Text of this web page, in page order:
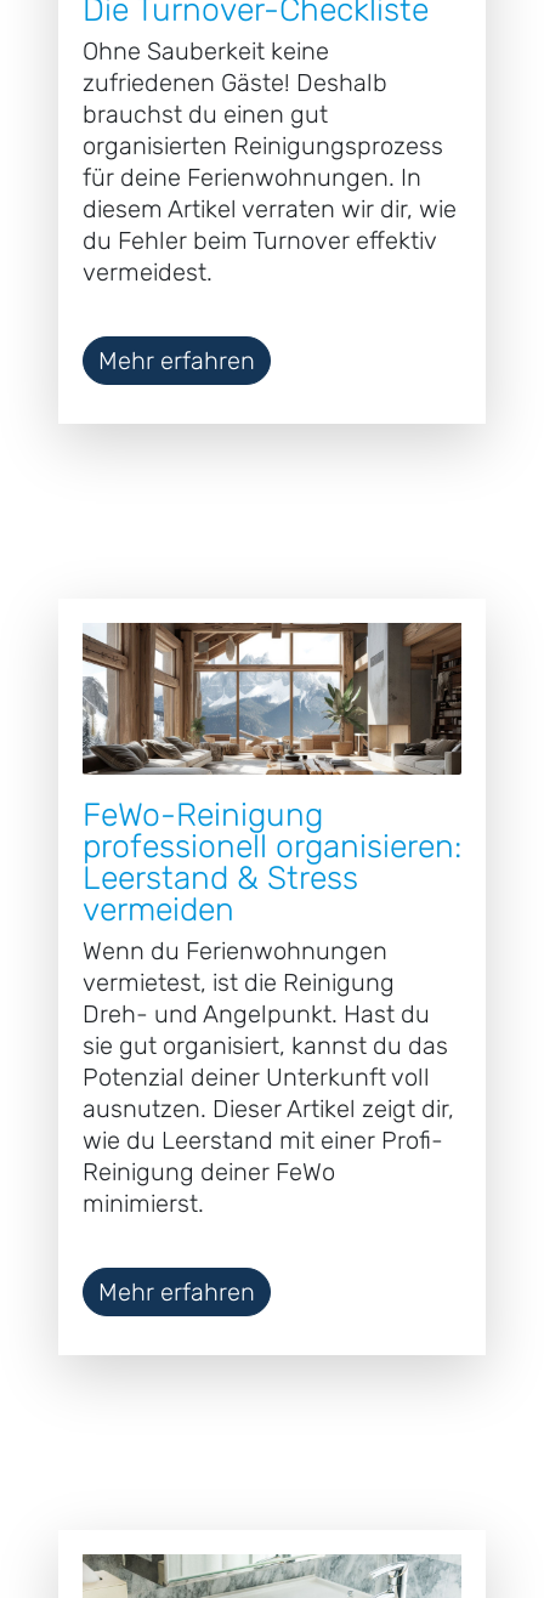
Die Turnover-Checkliste
Ohne Sauberkeit keine
zufriedenen Gäste! Deshalb
brauchst du einen gut
organisierten Reinigungsprozess
für deine Ferienwohnungen. In
diesem Artikel verraten wir dir, wie
du Fehler beim Turnover effektiv
vermeidest.
Mehr erfahren
FeWo-Reinigung
professionell organisieren:
Leerstand & Stress
vermeiden
Wenn du Ferienwohnungen
vermietest, ist die Reinigung
Dreh- und Angelpunkt. Hast du
sie gut organisiert, kannst du das
Potenzial deiner Unterkunft voll
ausnutzen. Dieser Artikel zeigt dir,
wie du Leerstand mit einer Profi-
Reinigung deiner FeWo
minimierst.
Mehr erfahren